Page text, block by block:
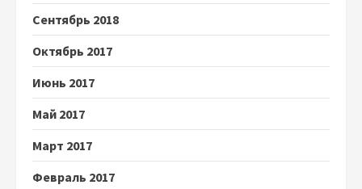
Сентябрь 2018
Октябрь 2017
Июнь 2017
Май 2017
Март 2017
Февраль 2017